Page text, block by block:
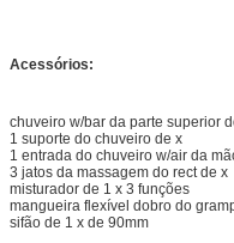
Acessórios:
chuveiro w/bar da parte superior
1 suporte do chuveiro de x
1 entrada do chuveiro w/air da
3 jatos da massagem do rect de x
misturador de 1 x 3 funções
mangueira flexível dobro do
sifão de 1 x de 90mm